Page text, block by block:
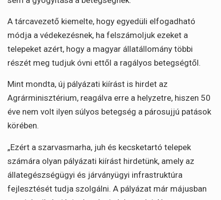
A tárcavezető kiemelte, hogy egyedüli elfogadható
módja a védekezésnek, ha felszámoljuk ezeket a
telepeket azért, hogy a magyar állatállomány többi
részét meg tudjuk óvni ettől a ragályos betegségtől.
Mint mondta, új pályázati kiírást is hirdet az
Agrárminisztérium, reagálva erre a helyzetre, hiszen 50
éve nem volt ilyen súlyos betegség a párosujjú patások
körében.
„Ezért a szarvasmarha, juh és kecsketartó telepek
számára olyan pályázati kiírást hirdetünk, amely az
állategészségügyi és járványügyi infrastruktúra
fejlesztését tudja szolgálni. A pályázat már májusban